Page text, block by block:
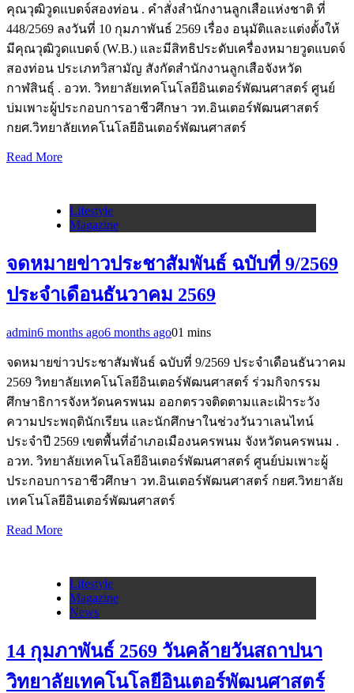
คุณวุฒิวูดแบดจ์สองท่อน . คำสั่งสำนักงานลูกเสือแห่งชาติ ที่
448/2569 ลงวันที่ 10 กุมภาพันธ์ 2569 เรื่อง อนุมัติและแต่งตั้งให้
มีคุณวุฒิวูดแบดจ์ (W.B.) และมีสิทธิประดับเครื่องหมายวูดแบดจ์
สองท่อน ประเภทวิสามัญ สังกัดสำนักงานลูกเสือจังหวัด
กาฬสินธุ์ . อวท. วิทยาลัยเทคโนโลยีอินเตอร์พัฒนศาสตร์ ศูนย์
บ่มเพาะผู้ประกอบการอาชีวศึกษา วท.อินเตอร์พัฒนศาสตร์
กยศ.วิทยาลัยเทคโนโลยีอินเตอร์พัฒนศาสตร์
Read More
Lifestyle
Magazine
จดหมายข่าวประชาสัมพันธ์ ฉบับที่ 9/2569
ประจำเดือนธันวาคม 2569
admin6 months ago6 months ago01 mins
จดหมายข่าวประชาสัมพันธ์ ฉบับที่ 9/2569 ประจำเดือนธันวาคม
2569 วิทยาลัยเทคโนโลยีอินเตอร์พัฒนศาสตร์ ร่วมกิจกรรม
ศึกษาธิการจังหวัดนครพนม ออกตรวจติดตามและเฝ้าระวัง
ความประพฤตินักเรียน และนักศึกษาในช่วงวันวาเลนไทน์
ประจำปี 2569 เขตพื้นที่อำเภอเมืองนครพนม จังหวัดนครพนม .
อวท. วิทยาลัยเทคโนโลยีอินเตอร์พัฒนศาสตร์ ศูนย์บ่มเพาะผู้
ประกอบการอาชีวศึกษา วท.อินเตอร์พัฒนศาสตร์ กยศ.วิทยาลัย
เทคโนโลยีอินเตอร์พัฒนศาสตร์
Read More
Lifestyle
Magazine
News
14 กุมภาพันธ์ 2569 วันคล้ายวันสถาปนา
วิทยาลัยเทคโนโลยีอินเตอร์พัฒนศาสตร์